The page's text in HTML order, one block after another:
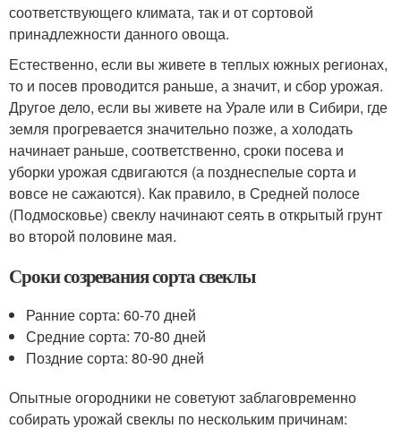
соответствующего климата, так и от сортовой
принадлежности данного овоща.
Естественно, если вы живете в теплых южных регионах,
то и посев проводится раньше, а значит, и сбор урожая.
Другое дело, если вы живете на Урале или в Сибири, где
земля прогревается значительно позже, а холодать
начинает раньше, соответственно, сроки посева и
уборки урожая сдвигаются (а позднеспелые сорта и
вовсе не сажаются). Как правило, в Средней полосе
(Подмосковье) свеклу начинают сеять в открытый грунт
во второй половине мая.
Сроки созревания сорта свеклы
Ранние сорта: 60-70 дней
Средние сорта: 70-80 дней
Поздние сорта: 80-90 дней
Опытные огородники не советуют заблаговременно
собирать урожай свеклы по нескольким причинам: